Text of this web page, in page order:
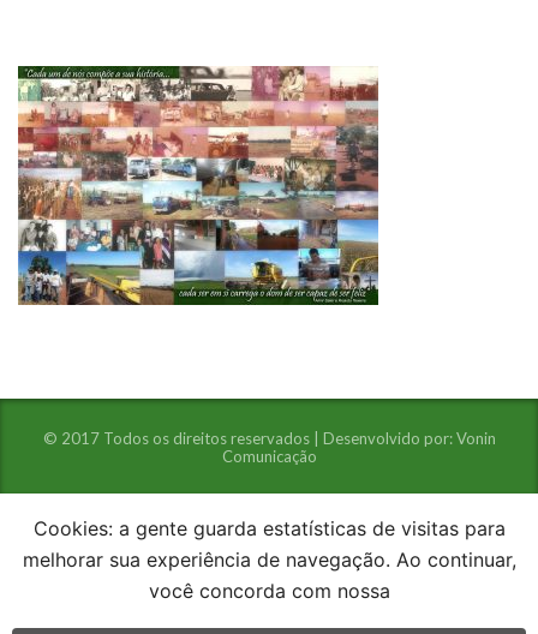
© 2017 Todos os direitos reservados | Desenvolvido por:Vonin
Comunicação
Cookies: a gente guarda estatísticas de visitas para
melhorar sua experiência de navegação. Ao continuar,
você concorda com nossa